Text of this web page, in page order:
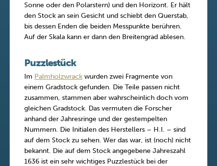
Sonne oder den Polarstern) und den Horizont. Er hält
den Stock an sein Gesicht und schiebt den Querstab,
bis dessen Enden die beiden Messpunkte berühren.
Auf der Skala kann er dann den Breitengrad ablesen.
Puzzlestück
Im Palmholzwrack wurden zwei Fragmente von
einem Gradstock gefunden. Die Teile passen nicht
zusammen, stammen aber wahrscheinlich doch vom
gleichen Gradstock. Das vermuten die Forscher
anhand der Jahresringe und der gestempelten
Nummern. Die Initialen des Herstellers – H.I. – sind
auf dem Stock zu sehen. Wer das war, ist (noch) nicht
bekannt. Die auf dem Stock angegebene Jahreszahl
1636 ist ein sehr wichtiges Puzzlestück bei der